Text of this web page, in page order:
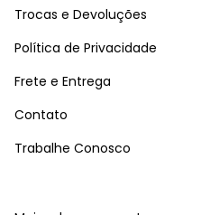
Trocas e Devoluções
Política de Privacidade
Frete e Entrega
Contato
Trabalhe Conosco